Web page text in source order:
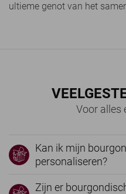
ultieme genot van het
Voor alles
Kan ik mijn
personaliseren?
Zijn er